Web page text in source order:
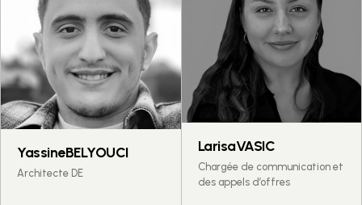
YassineBELYOUCI
Architecte DE
LarisaVASIC
Chargée de communication et
des appels d’offres